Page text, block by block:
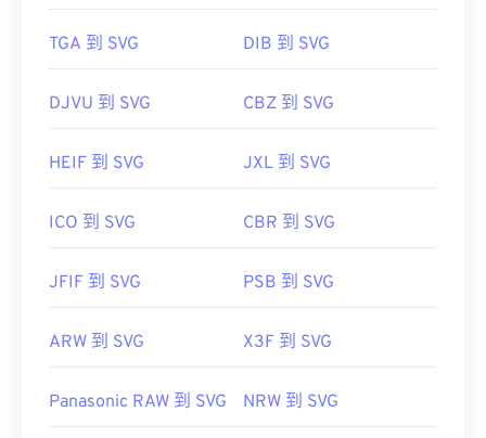
TGA 到 SVG DIB 到 SVG
DJVU 到 SVG CBZ 到 SVG
HEIF 到 SVG JXL 到 SVG
ICO 到 SVG CBR 到 SVG
JFIF 到 SVG PSB 到 SVG
ARW 到 SVG X3F 到 SVG
Panasonic RAW 到 SVG NRW 到 SVG